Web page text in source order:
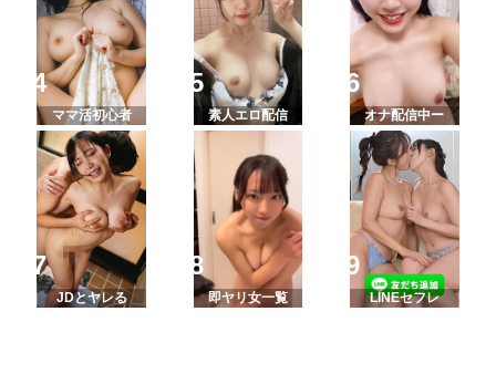
ママ活初心者 素人エロ配信 オナ配信中ー
JDとヤレる 即ヤリ女一覧 LINEセフレ